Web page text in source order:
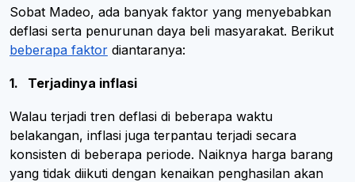
Sobat Madeo, ada banyak faktor yang menyebabkan
deflasi serta penurunan daya beli masyarakat. Berikut
beberapa faktor diantaranya:
1. Terjadinya inflasi
Walau terjadi tren deflasi di beberapa waktu
belakangan, inflasi juga terpantau terjadi secara
konsisten di beberapa periode. Naiknya harga barang
yang tidak diikuti dengan kenaikan penghasilan akan